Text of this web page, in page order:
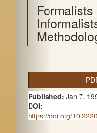
Formalists
A
r
t
i
Published: Jan 7,
DOI:
https://doi.org/